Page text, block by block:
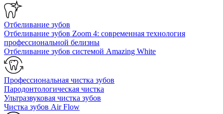
Отбеливание зубов
Отбеливание зубов Zoom 4: современная технология
профессиональной белизны
Отбеливание зубов системой Amazing White
Профессиональная чистка зубов
Пародонтологическая чистка
Ультразвуковая чистка зубов
Чистка зубов Air Flow